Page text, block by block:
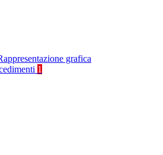
grafica
1